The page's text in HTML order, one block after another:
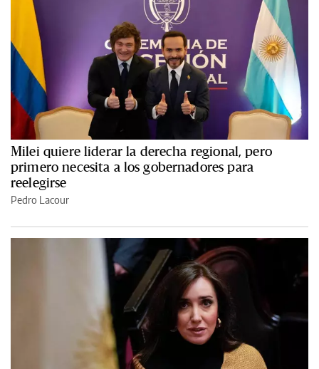
Milei quiere liderar la derecha regional, pero
primero necesita a los gobernadores para
reelegirse
Pedro Lacour